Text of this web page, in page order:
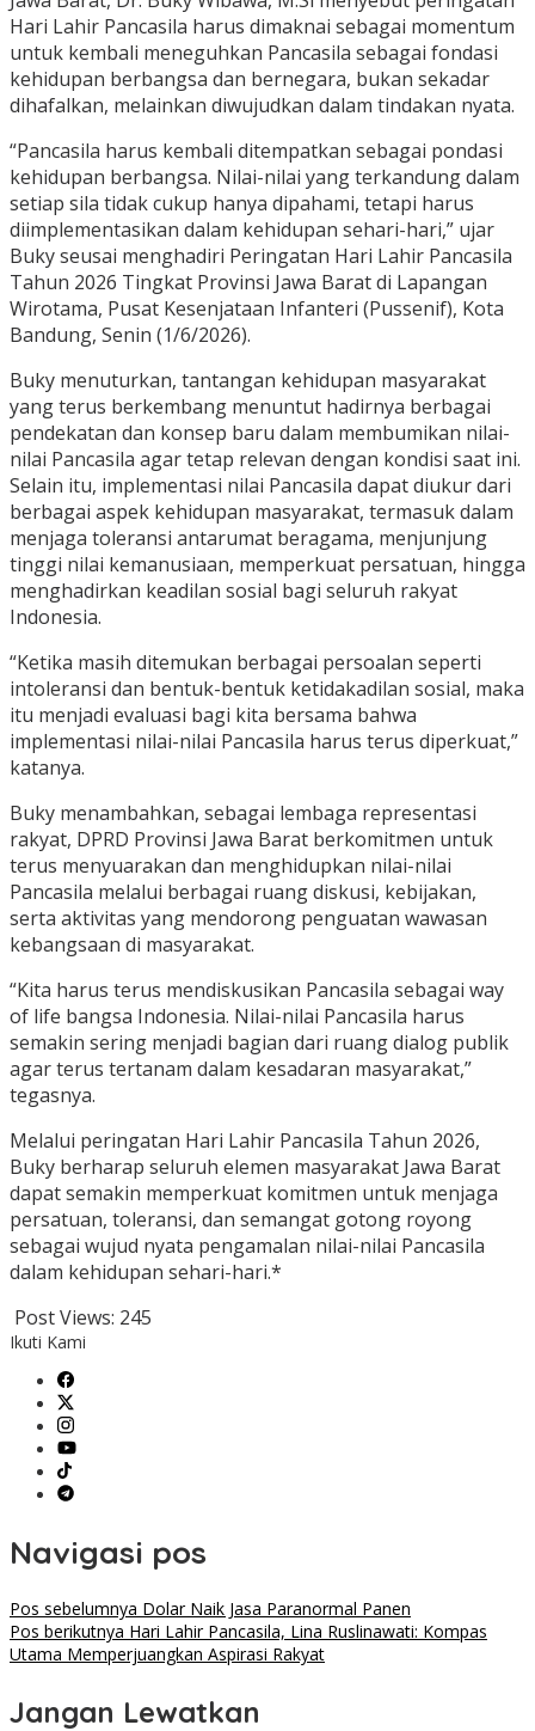
Hari Lahir Pancasila harus dimaknai sebagai momentum
untuk kembali meneguhkan Pancasila sebagai fondasi
kehidupan berbangsa dan bernegara, bukan sekadar
dihafalkan, melainkan diwujudkan dalam tindakan nyata.
“Pancasila harus kembali ditempatkan sebagai pondasi
kehidupan berbangsa. Nilai-nilai yang terkandung dalam
setiap sila tidak cukup hanya dipahami, tetapi harus
diimplementasikan dalam kehidupan sehari-hari,” ujar
Buky seusai menghadiri Peringatan Hari Lahir Pancasila
Tahun 2026 Tingkat Provinsi Jawa Barat di Lapangan
Wirotama, Pusat Kesenjataan Infanteri (Pussenif), Kota
Bandung, Senin (1/6/2026).
Buky menuturkan, tantangan kehidupan masyarakat
yang terus berkembang menuntut hadirnya berbagai
pendekatan dan konsep baru dalam membumikan nilai-
nilai Pancasila agar tetap relevan dengan kondisi saat ini.
Selain itu, implementasi nilai Pancasila dapat diukur dari
berbagai aspek kehidupan masyarakat, termasuk dalam
menjaga toleransi antarumat beragama, menjunjung
tinggi nilai kemanusiaan, memperkuat persatuan, hingga
menghadirkan keadilan sosial bagi seluruh rakyat
Indonesia.
“Ketika masih ditemukan berbagai persoalan seperti
intoleransi dan bentuk-bentuk ketidakadilan sosial, maka
itu menjadi evaluasi bagi kita bersama bahwa
implementasi nilai-nilai Pancasila harus terus diperkuat,”
katanya.
Buky menambahkan, sebagai lembaga representasi
rakyat, DPRD Provinsi Jawa Barat berkomitmen untuk
terus menyuarakan dan menghidupkan nilai-nilai
Pancasila melalui berbagai ruang diskusi, kebijakan,
serta aktivitas yang mendorong penguatan wawasan
kebangsaan di masyarakat.
“Kita harus terus mendiskusikan Pancasila sebagai way
of life bangsa Indonesia. Nilai-nilai Pancasila harus
semakin sering menjadi bagian dari ruang dialog publik
agar terus tertanam dalam kesadaran masyarakat,”
tegasnya.
Melalui peringatan Hari Lahir Pancasila Tahun 2026,
Buky berharap seluruh elemen masyarakat Jawa Barat
dapat semakin memperkuat komitmen untuk menjaga
persatuan, toleransi, dan semangat gotong royong
sebagai wujud nyata pengamalan nilai-nilai Pancasila
dalam kehidupan sehari-hari.*
Post Views: 245
Ikuti Kami
Navigasi pos
Pos sebelumnya Dolar Naik Jasa Paranormal Panen
Pos berikutnya Hari Lahir Pancasila, Lina Ruslinawati: Kompas
Utama Memperjuangkan Aspirasi Rakyat
Jangan Lewatkan